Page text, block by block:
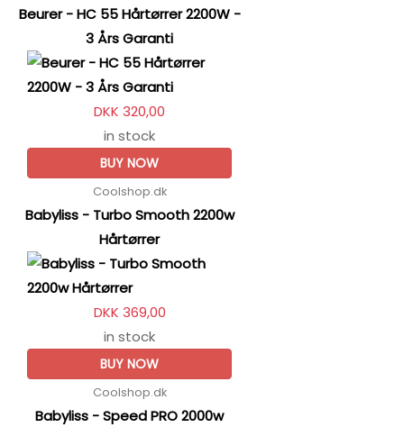
Beurer - HC 55 Hårtørrer 2200W -
3 Års Garanti
DKK 320,00
in stock
BUY NOW
Coolshop.dk
Babyliss - Turbo Smooth 2200w
Hårtørrer
DKK 369,00
in stock
BUY NOW
Coolshop.dk
Babyliss - Speed PRO 2000w